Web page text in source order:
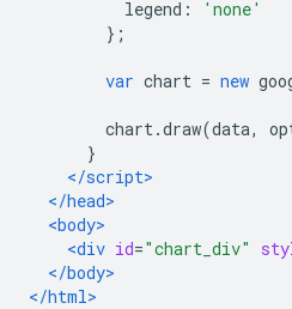
legend :
'none'
};
var chart = new
chart.draw(data,
}
</script>
</head>
<body>
<div id="chart_div"
</body>
</html>